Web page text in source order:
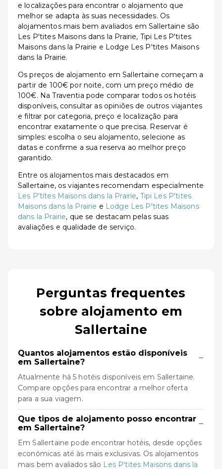
e localizações para encontrar o alojamento que
melhor se adapta às suas necessidades. Os
alojamentos mais bem avaliados em Sallertaine são
Les P'tites Maisons dans la Prairie, Tipi Les P'tites
Maisons dans la Prairie e Lodge Les P'tites Maisons
dans la Prairie.
Os preços de alojamento em Sallertaine começam a
partir de 100€ por noite, com um preço médio de
100€. Na Traventia pode comparar todos os hotéis
disponíveis, consultar as opiniões de outros viajantes
e filtrar por categoria, preço e localização para
encontrar exatamente o que precisa. Reservar é
simples: escolha o seu alojamento, selecione as
datas e confirme a sua reserva ao melhor preço
garantido.
Entre os alojamentos mais destacados em
Sallertaine, os viajantes recomendam especialmente
Les P'tites Maisons dans la Prairie, Tipi Les P'tites
Maisons dans la Prairie e Lodge Les P'tites Maisons
dans la Prairie, que se destacam pelas suas
avaliações e qualidade de serviço.
Perguntas frequentes
sobre alojamento em
Sallertaine
Quantos alojamentos estão disponíveis
em Sallertaine?
−
Atualmente há 5 hotéis disponíveis em Sallertaine.
Compare opções para encontrar a melhor oferta
para a sua viagem.
Que tipos de alojamento posso encontrar
em Sallertaine?
−
Em Sallertaine pode encontrar hotéis, desde opções
económicas até às mais exclusivas. Os alojamentos
mais bem avaliados são Les P'tites Maisons dans la